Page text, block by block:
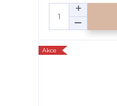
Akce